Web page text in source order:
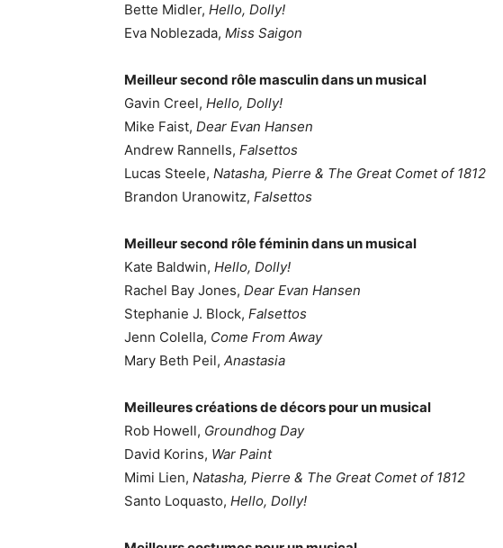
Bette Midler, Hello, Dolly!
Eva Noblezada, Miss Saigon
Meilleur second rôle masculin dans un musical
Gavin Creel, Hello, Dolly!
Mike Faist, Dear Evan Hansen
Andrew Rannells, Falsettos
Lucas Steele, Natasha, Pierre & The Great Comet of 1812
Brandon Uranowitz, Falsettos
Meilleur second rôle féminin dans un musical
Kate Baldwin, Hello, Dolly!
Rachel Bay Jones, Dear Evan Hansen
Stephanie J. Block, Falsettos
Jenn Colella, Come From Away
Mary Beth Peil, Anastasia
Meilleures créations de décors pour un musical
Rob Howell, Groundhog Day
David Korins, War Paint
Mimi Lien, Natasha, Pierre & The Great Comet of 1812
Santo Loquasto, Hello, Dolly!